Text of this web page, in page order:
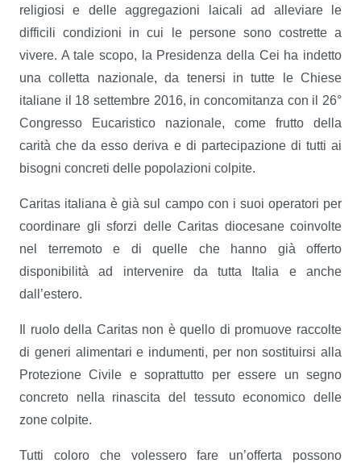
religiosi e delle aggregazioni laicali ad alleviare le
difficili condizioni in cui le persone sono costrette a
vivere. A tale scopo, la Presidenza della Cei ha indetto
una colletta nazionale, da tenersi in tutte le Chiese
italiane il 18 settembre 2016, in concomitanza con il 26°
Congresso Eucaristico nazionale, come frutto della
carità che da esso deriva e di partecipazione di tutti ai
bisogni concreti delle popolazioni colpite.
Caritas italiana è già sul campo con i suoi operatori per
coordinare gli sforzi delle Caritas diocesane coinvolte
nel terremoto e di quelle che hanno già offerto
disponibilità ad intervenire da tutta Italia e anche
dall’estero.
Il ruolo della Caritas non è quello di promuove raccolte
di generi alimentari e indumenti, per non sostituirsi alla
Protezione Civile e soprattutto per essere un segno
concreto nella rinascita del tessuto economico delle
zone colpite.
Tutti coloro che volessero fare un’offerta possono